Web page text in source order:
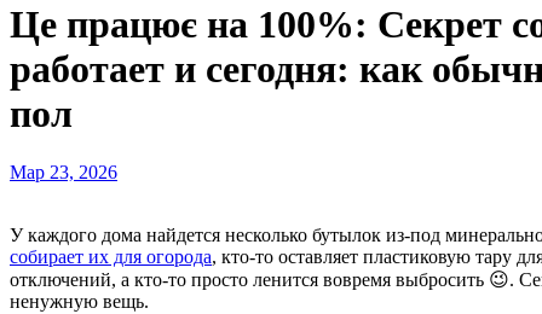
Це працює на 100%: Секрет
работает и сегодня: как
пол
Мар 23, 2026
У каждого дома найдется несколько бутылок из-под
собирает их для огорода, кто-то оставляет пластиковую тару
отключений, а кто-то просто ленится вовремя выбросить 😉.
ненужную вещь.